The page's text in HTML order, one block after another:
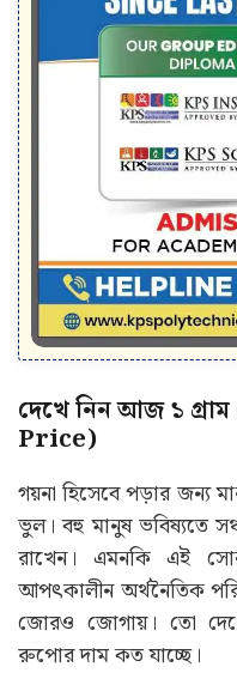
দেখে নিন আজ ১
Price)
গয়না হিসেবে পড়ার জন্য
ভুল। বহু মানুষ ভবিষ্যতে
রাখেন। এমনকি এই
আপৎকালীন অর্থনৈতিক
জোরও জোগায়। তো
রুপোর দাম কত যাচ্ছে।